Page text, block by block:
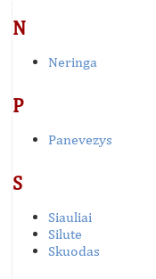
N
Neringa
P
Panevezys
S
Siauliai
Silute
Skuodas